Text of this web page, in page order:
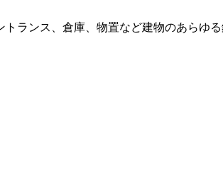
ランス、倉庫、物置など建物のあらゆる